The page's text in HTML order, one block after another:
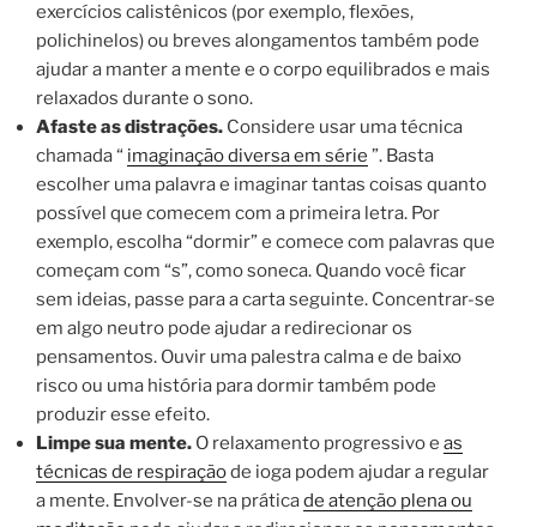
exercícios calistênicos (por exemplo, flexões,
polichinelos) ou breves alongamentos também pode
ajudar a manter a mente e o corpo equilibrados e mais
relaxados durante o sono.
Afaste as distrações. Considere usar uma técnica
chamada “ imaginação diversa em série ”. Basta
escolher uma palavra e imaginar tantas coisas quanto
possível que comecem com a primeira letra. Por
exemplo, escolha “dormir” e comece com palavras que
começam com “s”, como soneca. Quando você ficar
sem ideias, passe para a carta seguinte. Concentrar-se
em algo neutro pode ajudar a redirecionar os
pensamentos. Ouvir uma palestra calma e de baixo
risco ou uma história para dormir também pode
produzir esse efeito.
Limpe sua mente. O relaxamento progressivo e as
técnicas de respiraçãode ioga podem ajudar a regular
a mente. Envolver-se na práticade atenção plena ou